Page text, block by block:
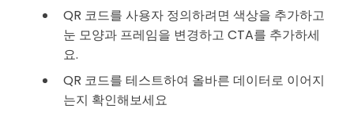
QR 코드를 사용자 정의하려면 색상을 추가하고
눈 모양과 프레임을 변경하고 CTA를 추가하세
요.
QR 코드를 테스트하여 올바른 데이터로 이어지
는지 확인해보세요